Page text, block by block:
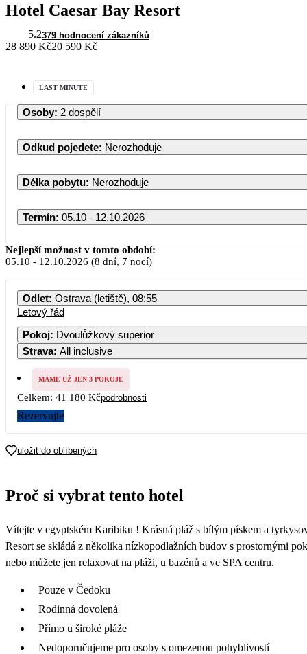
Hotel Caesar Bay Resort
5.2379 hodnocení zákazníků
28 890 Kč20 590 Kč
LAST MINUTE
Osoby: 2 dospělí
Odkud pojedete: Nerozhoduje
Délka pobytu: Nerozhoduje
Termín: 05.10 - 12.10.2026
Nejlepší možnost v tomto období:
05.10 - 12.10.2026 (8 dní, 7 nocí)
Odlet: Ostrava (letiště), 08:55
Letový řád
Pokoj: Dvoulůžkový superior
Strava: All inclusive
MÁME UŽ JEN 3 POKOJE
Celkem: 41 180 Kčpodrobnosti
Rezervujte
uložit do oblíbených
Proč si vybrat tento hotel
Vítejte v egyptském Karibiku ! Krásná pláž s bílým pískem a
Resort se skládá z několika nízkopodlažních budov s prostornými
nebo můžete jen relaxovat na pláži, u bazénů a ve SPA centru.
Pouze v Čedoku
Rodinná dovolená
Přímo u široké pláže
Nedoporučujeme pro osoby s omezenou pohyblivostí